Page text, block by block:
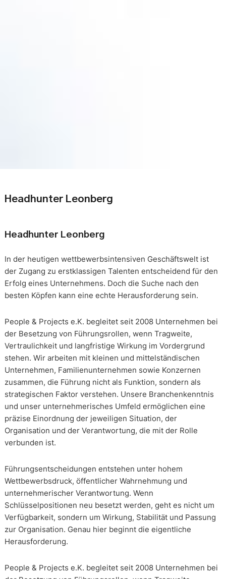
Headhunter Leonberg
Headhunter Leonberg
In der heutigen wettbewerbsintensiven Geschäftswelt ist
der Zugang zu erstklassigen Talenten entscheidend für den
Erfolg eines Unternehmens. Doch die Suche nach den
besten Köpfen kann eine echte Herausforderung sein.
People & Projects e.K. begleitet seit 2008 Unternehmen bei
der Besetzung von Führungsrollen, wenn Tragweite,
Vertraulichkeit und langfristige Wirkung im Vordergrund
stehen. Wir arbeiten mit kleinen und mittelständischen
Unternehmen, Familienunternehmen sowie Konzernen
zusammen, die Führung nicht als Funktion, sondern als
strategischen Faktor verstehen. Unsere Branchenkenntnis
und unser unternehmerisches Umfeld ermöglichen eine
präzise Einordnung der jeweiligen Situation, der
Organisation und der Verantwortung, die mit der Rolle
verbunden ist.
Führungsentscheidungen entstehen unter hohem
Wettbewerbsdruck, öffentlicher Wahrnehmung und
unternehmerischer Verantwortung. Wenn
Schlüsselpositionen neu besetzt werden, geht es nicht um
Verfügbarkeit, sondern um Wirkung, Stabilität und Passung
zur Organisation. Genau hier beginnt die eigentliche
Herausforderung.
People & Projects e.K. begleitet seit 2008 Unternehmen bei